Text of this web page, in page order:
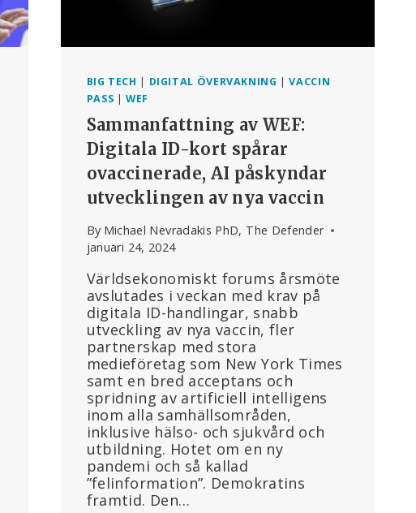
BIG TECH | DIGITAL ÖVERVAKNING |VACCIN
PASS |WEF
Sammanfattning av WEF:
Digitala ID-kort spårar
ovaccinerade, AI påskyndar
utvecklingen av nya vaccin
By Michael Nevradakis PhD, The Defender
januari 24, 2024
Världsekonomiskt forums årsmöte
avslutades i veckan med krav på
digitala ID-handlingar, snabb
utveckling av nya vaccin, fler
partnerskap med stora
medieföretag som New York Times
samt en bred acceptans och
spridning av artificiell intelligens
inom alla samhällsområden,
inklusive hälso- och sjukvård och
utbildning. Hotet om en ny
pandemi och så kallad
”felinformation”. Demokratins
framtid. Den…